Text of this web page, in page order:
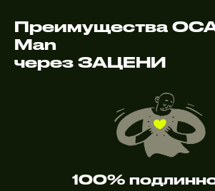
Преимущества
Man
через ЗАЦЕНИ
100%